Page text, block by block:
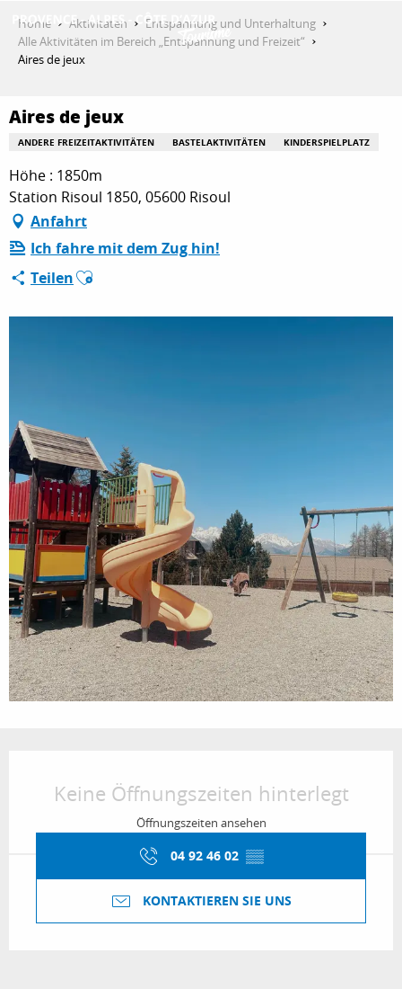
contenu
AKTIVITÄTEN
AUFENTHALT
ESPACE PRO
Home Aktivitäten
Entspannung und Unterhaltung
Alle Aktivitäten im Bereich „Entspannung und Freizeit“
Aires de jeux
Aires de jeux
ANDERE FREIZEITAKTIVITÄTEN BASTELAKTIVITÄTEN KINDERSPIELPLATZ
Höhe : 1850m
Station Risoul 1850, 05600 Risoul
Anfahrt
Ich fahre mit dem Zug hin!
TeilenAjouter aux favoris
Keine Öffnungszeiten hinterlegt
Öffnungszeiten ansehen
04 92 46 02 ▒▒
KONTAKTIEREN SIE UNS